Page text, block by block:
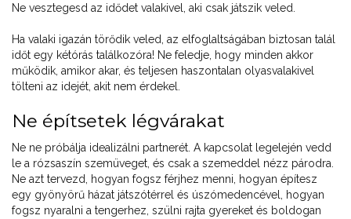
Ne vesztegesd az idődet valakivel, aki csak játszik veled.
Ha valaki igazán törődik veled, az elfoglaltságában biztosan talál
időt egy kétórás találkozóra! Ne feledje, hogy minden akkor
működik, amikor akar, és teljesen haszontalan olyasvalakivel
tölteni az idejét, akit nem érdekel.
Ne építsetek légvárakat
Ne ne próbálja idealizálni partnerét. A kapcsolat legelején vedd
le a rózsaszín szemüveget, és csak a szemeddel nézz párodra.
Ne azt tervezd, hogyan fogsz férjhez menni, hogyan építesz
egy gyönyörű házat játszótérrel és úszómedencével, hogyan
fogsz nyaralni a tengerhez, szülni rajta gyereket és boldogan